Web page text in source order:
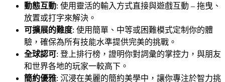
動態互動: 使用靈活的輸入方式直接與遊戲互動 – 拖曳、
放置或打字來解決。
可擴展的難度: 使用簡單、中等或困難模式定制你的體
驗，確保為所有技能水準提供完美的挑戰。
全球認可: 登上排行榜，證明你對詞彙的掌控力，與朋友
和世界各地的玩家一較高下。
簡約優雅: 沉浸在美麗的簡約美學中，讓你專注於智力挑